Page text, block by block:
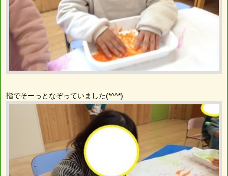
指でそーっとなぞっていました(*^^*)